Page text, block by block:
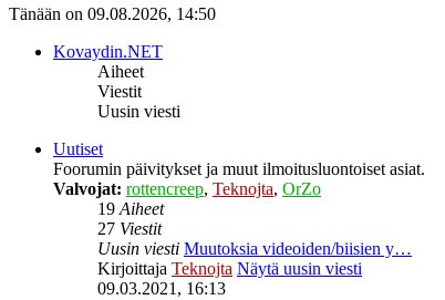
Tänään on 09.08.2026, 14:50
Kovaydin.NET
Aiheet
Viestit
Uusin viesti
Uutiset
Foorumin päivitykset ja muut ilmoitusluontoiset asiat.
Valvojat: rottencreep, Teknojta, OrZo
19Aiheet
27 Viestit
Uusin viesti Muutoksia videoiden/biisien y…
Kirjoittaja Teknojta Näytä uusin viesti
09.03.2021, 16:13